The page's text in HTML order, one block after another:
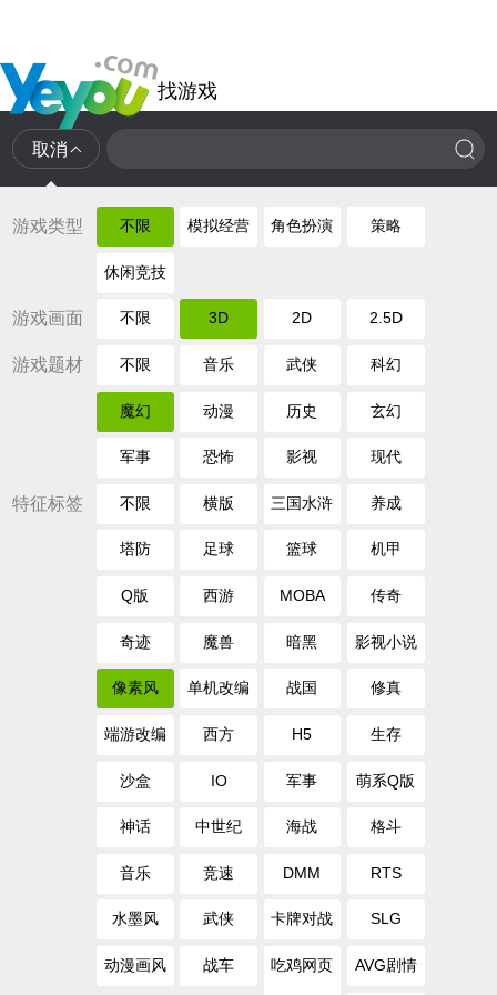
找游戏
取消
游戏类型 不限 模拟经营 角色扮演 策略
休闲竞技
游戏画面 不限 3D 2D 2.5D
游戏题材 不限 音乐 武侠 科幻
魔幻 动漫 历史 玄幻
军事 恐怖 影视 现代
特征标签 不限 横版 三国水浒 养成
塔防 足球 篮球 机甲
Q版 西游 MOBA 传奇
奇迹 魔兽 暗黑 影视小说
像素风 单机改编 战国 修真
端游改编 西方 H5 生存
沙盒 IO 军事 萌系Q版
神话 中世纪 海战 格斗
音乐 竞速 DMM RTS
水墨风 武侠 卡牌对战 SLG
动漫画风 战车 吃鸡网页 AVG剧情